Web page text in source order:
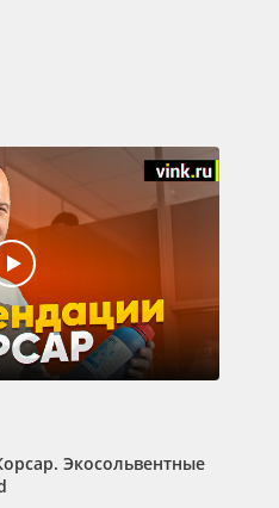
Экосольвентные